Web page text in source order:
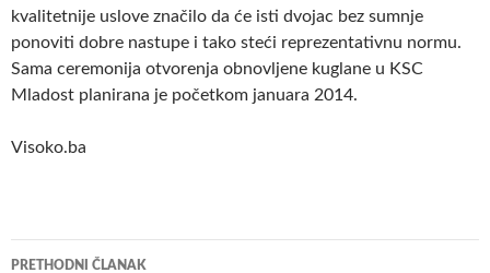
kvalitetnije uslove značilo da će isti dvojac bez sumnje
ponoviti dobre nastupe i tako steći reprezentativnu normu.
Sama ceremonija otvorenja obnovljene kuglane u KSC
Mladost planirana je početkom januara 2014.
Visoko.ba
Navigacija
PRETHODNI ČLANAK